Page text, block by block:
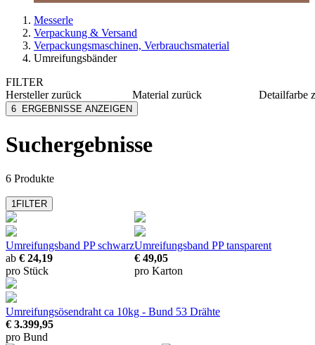
Messerle
Verpackung & Versand
Verpackungsmaschinen, Verbrauchsmaterial
Umreifungsbänder
FILTER
Herstellerzurück
Hagenauer und Denk
MESSERLE
Material zurück
Detailfarbe
6 ERGEBNISSE ANZEIGEN
Suchergebnisse
6 Produkte
1FILTER
Umreifungsband PP schwarz
ab € 24,19
pro Stück
Umreifungsband PP tansparent
€ 49,05
pro Karton
Umreifungsösendraht ca 10kg - Bund 53 Drähte
€ 3.399,95
pro Bund